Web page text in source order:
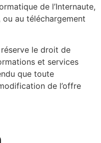
de l’Internaute,
ou au téléchargement
réserve le droit de
et services
que toute
de l’offre